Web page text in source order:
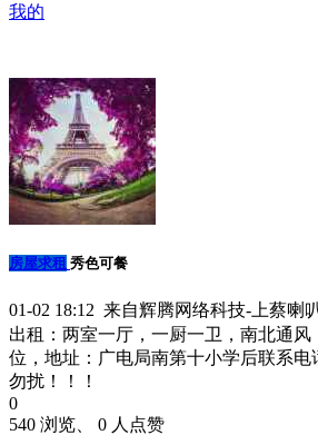
我的
房屋求租 秀色可餐
01-02 18:12 来自辉腾网络科技-上蔡喇
出租：两室一厅，一厨一卫，南北通
位，地址：广电局南第十小学后联系电
勿扰！！！
0
540 浏览、 0 人点赞